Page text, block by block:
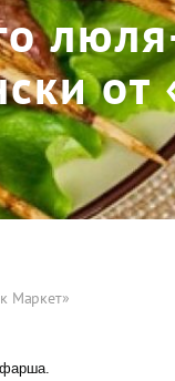
Маркет»
фарша.